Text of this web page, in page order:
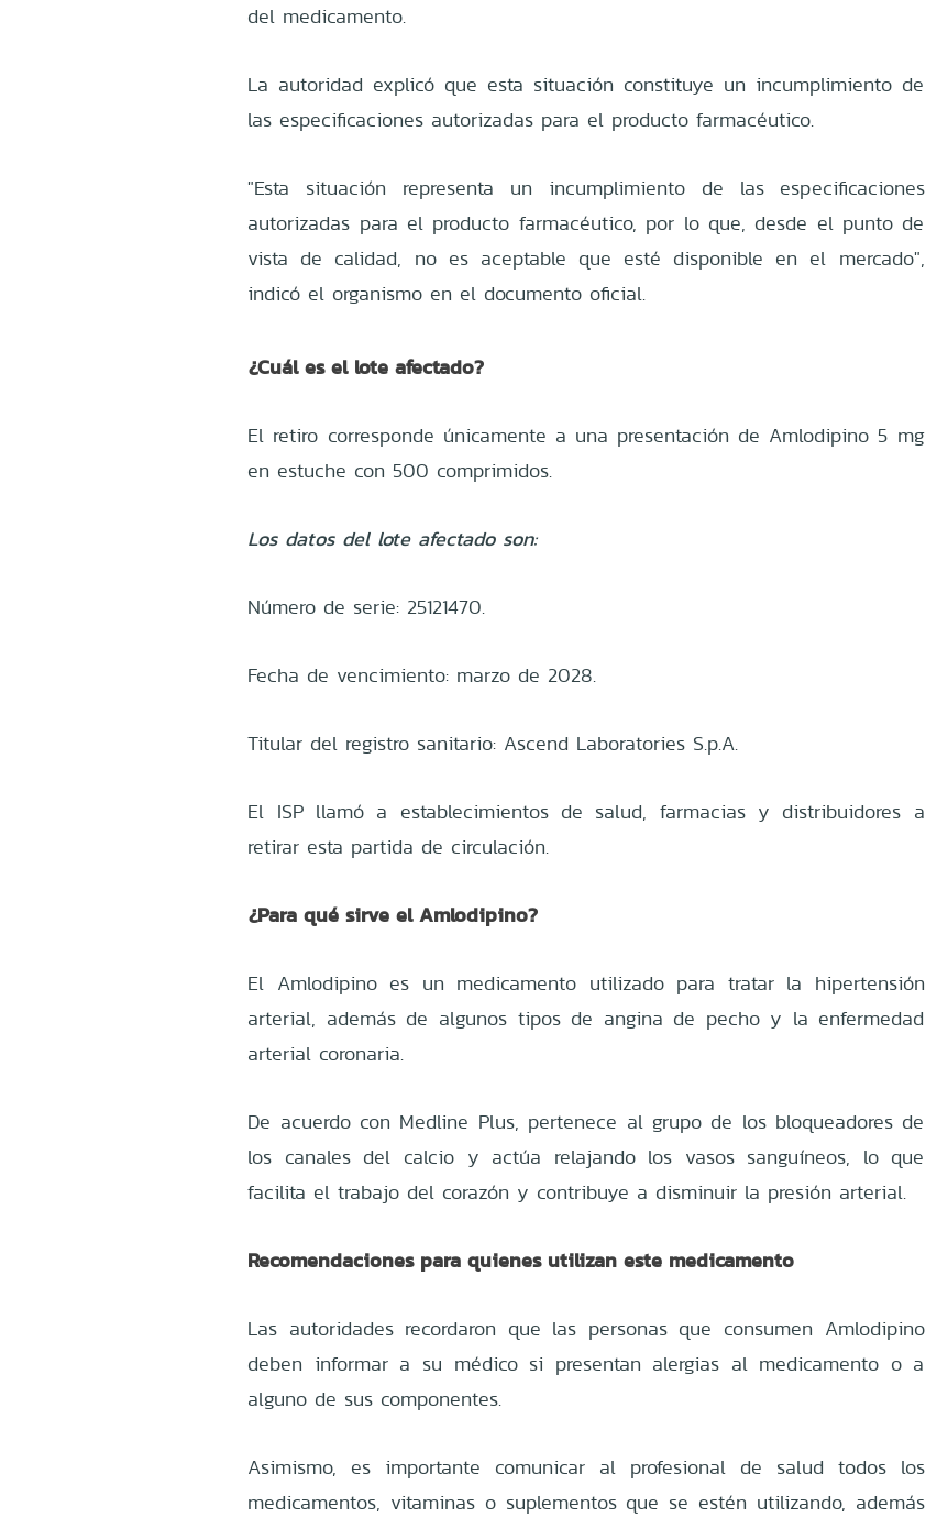
del medicamento.
La autoridad explicó que esta situación constituye un incumplimiento de
las especificaciones autorizadas para el producto farmacéutico.
"Esta situación representa un incumplimiento de las especificaciones
autorizadas para el producto farmacéutico, por lo que, desde el punto de
vista de calidad, no es aceptable que esté disponible en el mercado",
indicó el organismo en el documento oficial.
¿Cuál es el lote afectado?
El retiro corresponde únicamente a una presentación de Amlodipino 5 mg
en estuche con 500 comprimidos.
Los datos del lote afectado son:
Número de serie: 25121470.
Fecha de vencimiento: marzo de 2028.
Titular del registro sanitario: Ascend Laboratories S.p.A.
El ISP llamó a establecimientos de salud, farmacias y distribuidores a
retirar esta partida de circulación.
¿Para qué sirve el Amlodipino?
El Amlodipino es un medicamento utilizado para tratar la hipertensión
arterial, además de algunos tipos de angina de pecho y la enfermedad
arterial coronaria.
De acuerdo con Medline Plus, pertenece al grupo de los bloqueadores de
los canales del calcio y actúa relajando los vasos sanguíneos, lo que
facilita el trabajo del corazón y contribuye a disminuir la presión arterial.
Recomendaciones para quienes utilizan este medicamento
Las autoridades recordaron que las personas que consumen Amlodipino
deben informar a su médico si presentan alergias al medicamento o a
alguno de sus componentes.
Asimismo, es importante comunicar al profesional de salud todos los
medicamentos, vitaminas o suplementos que se estén utilizando, además